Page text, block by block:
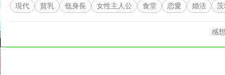
現代 貧乳 低身長 女性主人公 食堂 恋愛 婚活
感